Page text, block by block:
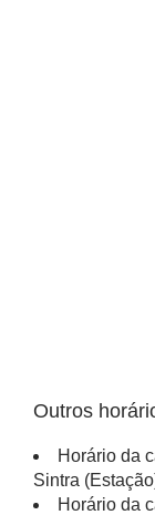
Outros
Horário da
Sintra
Horário da